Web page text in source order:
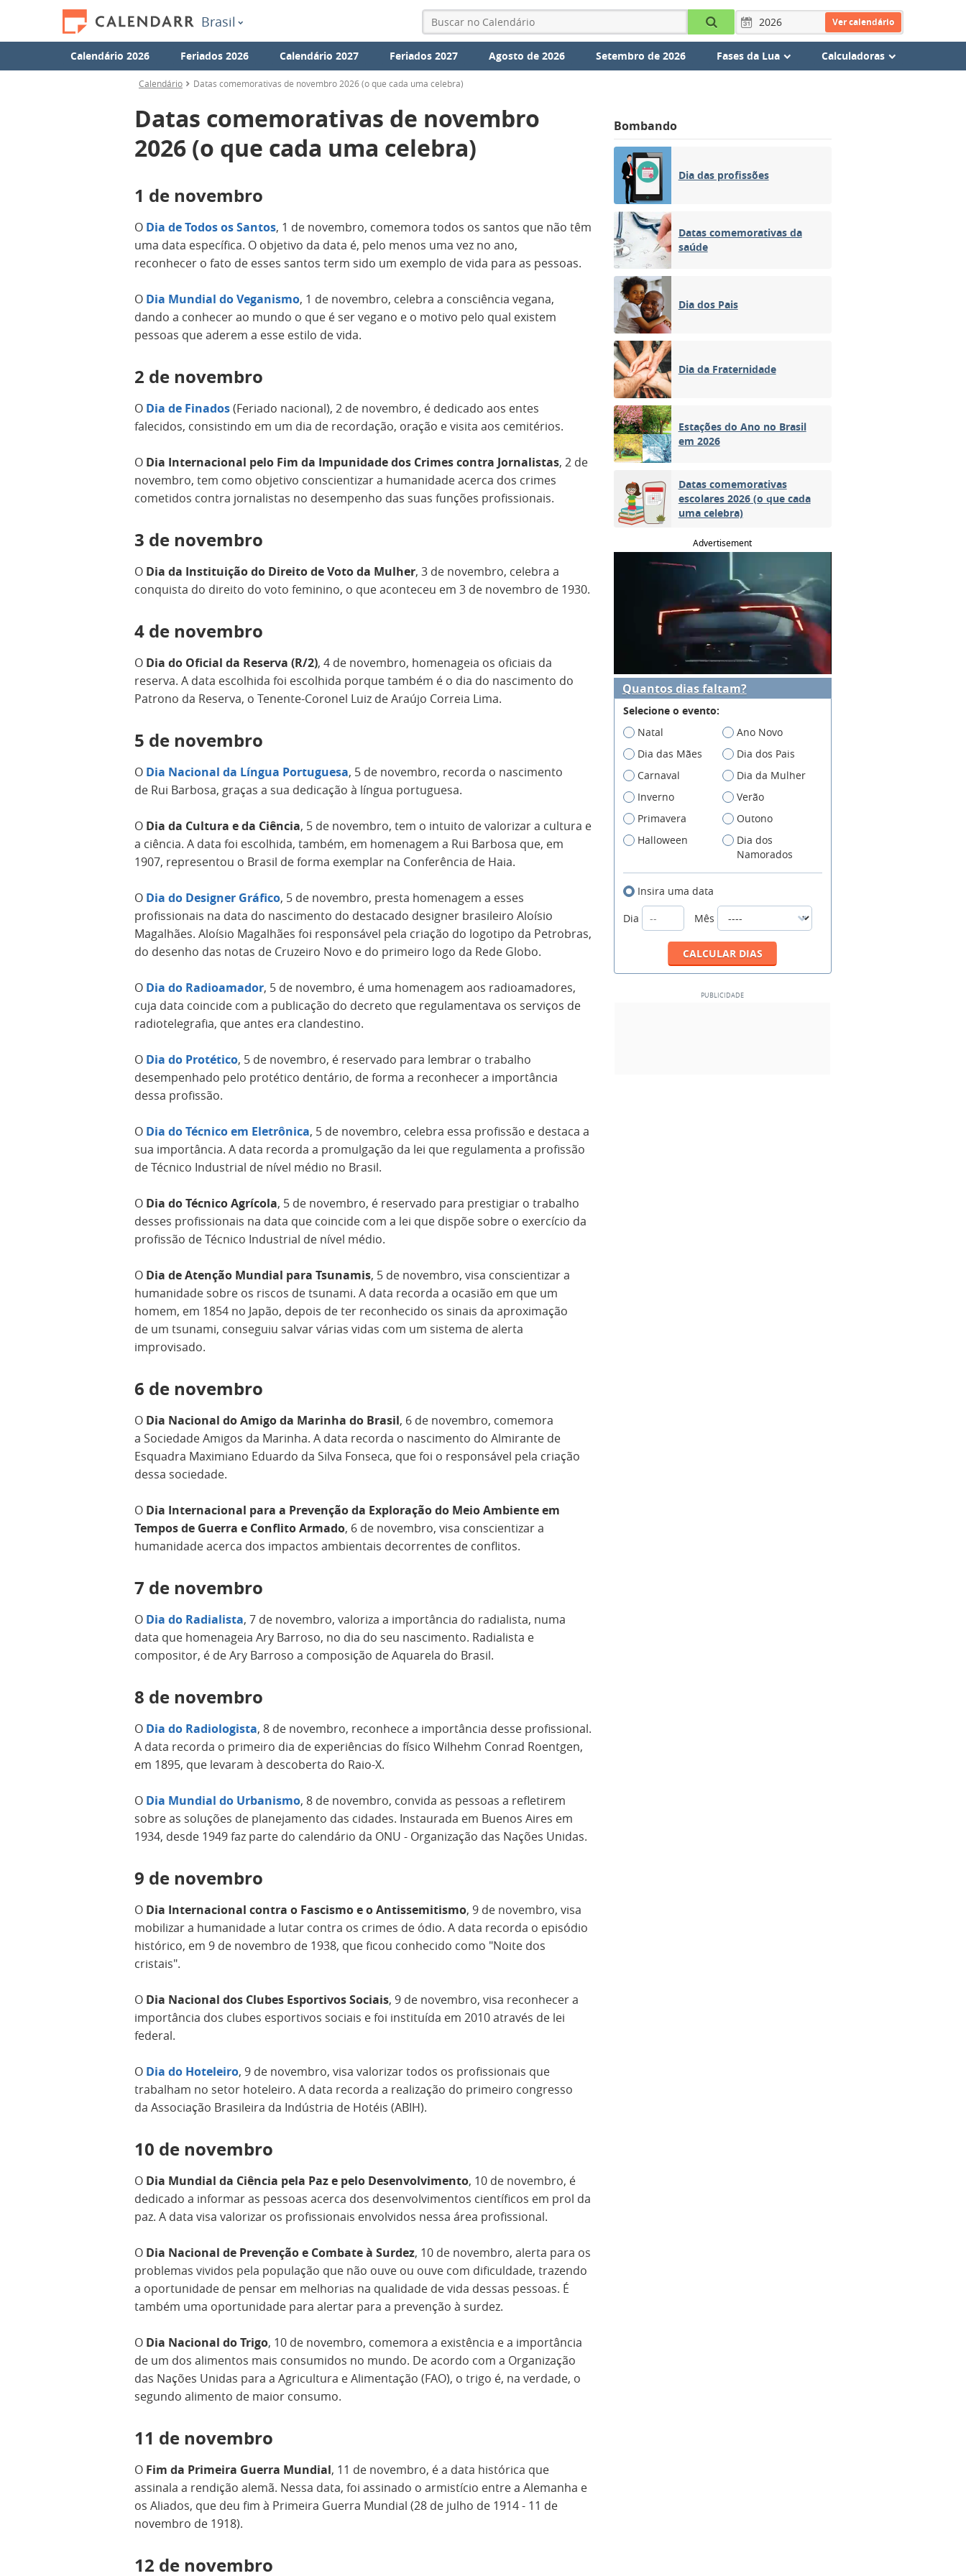
Brasil Ver calendário
Calendário 2026 Feriados 2026 Calendário 2027 Feriados 2027 Agosto de 2026 Setembro de 2026 Fases da Lua Calculadoras
Calendário Datas comemorativas de novembro 2026 (o que cada uma celebra)
Datas comemorativas de novembro
2026 (o que cada uma celebra)
1 de novembro
O Dia de Todos os Santos, 1 de novembro, comemora todos os santos que não têm
uma data específica. O objetivo da data é, pelo menos uma vez no ano,
reconhecer o fato de esses santos term sido um exemplo de vida para as pessoas.
O Dia Mundial do Veganismo, 1 de novembro, celebra a consciência vegana,
dando a conhecer ao mundo o que é ser vegano e o motivo pelo qual existem
pessoas que aderem a esse estilo de vida.
2 de novembro
O Dia de Finados(Feriado nacional), 2 de novembro, é dedicado aos entes
falecidos, consistindo em um dia de recordação, oração e visita aos cemitérios.
O Dia Internacional pelo Fim da Impunidade dos Crimes contra Jornalistas, 2 de
novembro, tem como objetivo conscientizar a humanidade acerca dos crimes
cometidos contra jornalistas no desempenho das suas funções profissionais.
3 de novembro
O Dia da Instituição do Direito de Voto da Mulher, 3 de novembro, celebra a
conquista do direito do voto feminino, o que aconteceu em 3 de novembro de 1930.
4 de novembro
O Dia do Oficial da Reserva (R/2), 4 de novembro, homenageia os oficiais da
reserva. A data escolhida foi escolhida porque também é o dia do nascimento do
Patrono da Reserva, o Tenente-Coronel Luiz de Araújo Correia Lima.
5 de novembro
O Dia Nacional da Língua Portuguesa, 5 de novembro, recorda o nascimento
de Rui Barbosa, graças a sua dedicação à língua portuguesa.
O Dia da Cultura e da Ciência, 5 de novembro, tem o intuito de valorizar a cultura e
a ciência. A data foi escolhida, também, em homenagem a Rui Barbosa que, em
1907, representou o Brasil de forma exemplar na Conferência de Haia.
O Dia do Designer Gráfico, 5 de novembro, presta homenagem a esses
profissionais na data do nascimento do destacado designer brasileiro Aloísio
Magalhães. Aloísio Magalhães foi responsável pela criação do logotipo da Petrobras,
do desenho das notas de Cruzeiro Novo e do primeiro logo da Rede Globo.
O Dia do Radioamador, 5 de novembro, é uma homenagem aos radioamadores,
cuja data coincide com a publicação do decreto que regulamentava os serviços de
radiotelegrafia, que antes era clandestino.
O Dia do Protético, 5 de novembro, é reservado para lembrar o trabalho
desempenhado pelo protético dentário, de forma a reconhecer a importância
dessa profissão.
O Dia do Técnico em Eletrônica, 5 de novembro, celebra essa profissão e destaca a
sua importância. A data recorda a promulgação da lei que regulamenta a profissão
de Técnico Industrial de nível médio no Brasil.
O Dia do Técnico Agrícola, 5 de novembro, é reservado para prestigiar o trabalho
desses profissionais na data que coincide com a lei que dispõe sobre o exercício da
profissão de Técnico Industrial de nível médio.
O Dia de Atenção Mundial para Tsunamis, 5 de novembro, visa conscientizar a
humanidade sobre os riscos de tsunami. A data recorda a ocasião em que um
homem, em 1854 no Japão, depois de ter reconhecido os sinais da aproximação
de um tsunami, conseguiu salvar várias vidas com um sistema de alerta
improvisado.
6 de novembro
O Dia Nacional do Amigo da Marinha do Brasil, 6 de novembro, comemora
a Sociedade Amigos da Marinha. A data recorda o nascimento do Almirante de
Esquadra Maximiano Eduardo da Silva Fonseca, que foi o responsável pela criação
dessa sociedade.
O Dia Internacional para a Prevenção da Exploração do Meio Ambiente em
Tempos de Guerra e Conflito Armado, 6 de novembro, visa conscientizar a
humanidade acerca dos impactos ambientais decorrentes de conflitos.
7 de novembro
O Dia do Radialista, 7 de novembro, valoriza a importância do radialista, numa
data que homenageia Ary Barroso, no dia do seu nascimento. Radialista e
compositor, é de Ary Barroso a composição de Aquarela do Brasil.
8 de novembro
O Dia do Radiologista, 8 de novembro, reconhece a importância desse profissional.
A data recorda o primeiro dia de experiências do físico Wilhehm Conrad Roentgen,
em 1895, que levaram à descoberta do Raio-X.
O Dia Mundial do Urbanismo, 8 de novembro, convida as pessoas a refletirem
sobre as soluções de planejamento das cidades. Instaurada em Buenos Aires em
1934, desde 1949 faz parte do calendário da ONU - Organização das Nações Unidas.
9 de novembro
O Dia Internacional contra o Fascismo e o Antissemitismo, 9 de novembro, visa
mobilizar a humanidade a lutar contra os crimes de ódio. A data recorda o episódio
histórico, em 9 de novembro de 1938, que ficou conhecido como "Noite dos
cristais".
O Dia Nacional dos Clubes Esportivos Sociais, 9 de novembro, visa reconhecer a
importância dos clubes esportivos sociais e foi instituída em 2010 através de lei
federal.
O Dia do Hoteleiro, 9 de novembro, visa valorizar todos os profissionais que
trabalham no setor hoteleiro. A data recorda a realização do primeiro congresso
da Associação Brasileira da Indústria de Hotéis (ABIH).
10 de novembro
O Dia Mundial da Ciência pela Paz e pelo Desenvolvimento, 10 de novembro, é
dedicado a informar as pessoas acerca dos desenvolvimentos científicos em prol da
paz. A data visa valorizar os profissionais envolvidos nessa área profissional.
O Dia Nacional de Prevenção e Combate à Surdez, 10 de novembro, alerta para os
problemas vividos pela população que não ouve ou ouve com dificuldade, trazendo
a oportunidade de pensar em melhorias na qualidade de vida dessas pessoas. É
também uma oportunidade para alertar para a prevenção à surdez.
O Dia Nacional do Trigo, 10 de novembro, comemora a existência e a importância
de um dos alimentos mais consumidos no mundo. De acordo com a Organização
das Nações Unidas para a Agricultura e Alimentação (FAO), o trigo é, na verdade, o
segundo alimento de maior consumo.
11 de novembro
O Fim da Primeira Guerra Mundial, 11 de novembro, é a data histórica que
assinala a rendição alemã. Nessa data, foi assinado o armistício entre a Alemanha e
os Aliados, que deu fim à Primeira Guerra Mundial (28 de julho de 1914 - 11 de
novembro de 1918).
12 de novembro
Bombando
Dia das profissões
Datas comemorativas da
saúde
Dia dos Pais
Dia da Fraternidade
Estações do Ano no Brasil
em 2026
Datas comemorativas
escolares 2026 (o que cada
uma celebra)
Advertisement
Quantos dias faltam?
Selecione o evento:
Natal
Ano Novo
Dia das Mães
Dia dos Pais
Carnaval
Dia da Mulher
Inverno
Verão
Primavera
Outono
Halloween
Dia dos
Namorados
Insira uma data
Dia
Mês